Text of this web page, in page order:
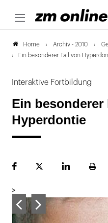
Home Archiv - 2010
Ein besonderer Fall von
Interaktive Fortbildung
Ein besonderer
Hyperdontie
FacebookPlattformLinekdInSeite
>